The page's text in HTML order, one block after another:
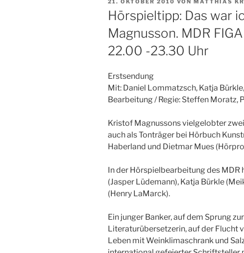
AM
21. OKTOBER 2010 VON MATTHIAS
Hörspieltipp: Das war
Magnusson. MDR
22.00 -23.30 Uhr
Erstsendung
Mit: Daniel Lommatzsch, Katja Bürkle,
Bearbeitung / Regie: Steffen Moratz,
Kristof Magnussons vielgelobter
auch als Tonträger bei Hörbuch
Haberland und Dietmar Mues
In der Hörspielbearbeitung des
(Jasper Lüdemann), Katja Bürkle
(Henry LaMarck).
Ein junger Banker, auf dem Sprung
Literaturübersetzerin, auf der Flucht
Leben mit Weinklimaschrank und